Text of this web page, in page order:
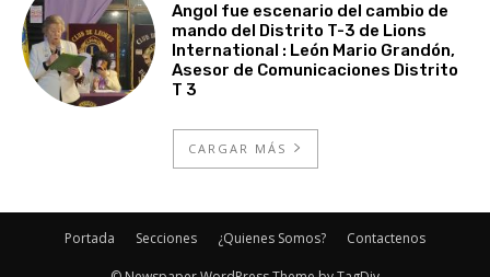
Angol fue escenario del cambio de
mando del Distrito T-3 de Lions
International : León Mario Grandón,
Asesor de Comunicaciones Distrito
T 3
CARGAR MÁS
Portada Secciones ¿Quienes Somos? Contactenos